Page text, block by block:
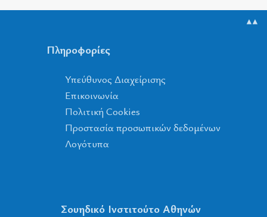
▲▲
Πληροφορίες
Υπεύθυνος Διαχείρισης
Επικοινωνία
Πολιτική Cookies
Προστασία προσωπικών δεδομένων
Λογότυπα
Σουηδικό Ινστιτούτο Αθηνών